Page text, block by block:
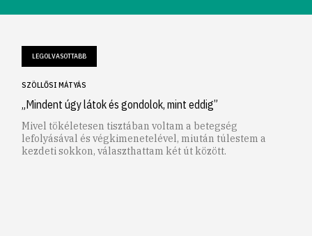
LEGOLVASOTTABB
SZÖLLŐSI MÁTYÁS
„Mindent úgy látok és gondolok, mint eddig”
Mivel tökéletesen tisztában voltam a betegség
lefolyásával és végkimenetelével, miután túlestem a
kezdeti sokkon, választhattam két út között.